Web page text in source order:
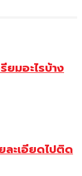
ยมอะไรบ้าง
ละเอียดไปติด